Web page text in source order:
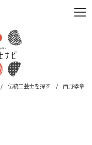
伝統工芸士を探す 西野孝章